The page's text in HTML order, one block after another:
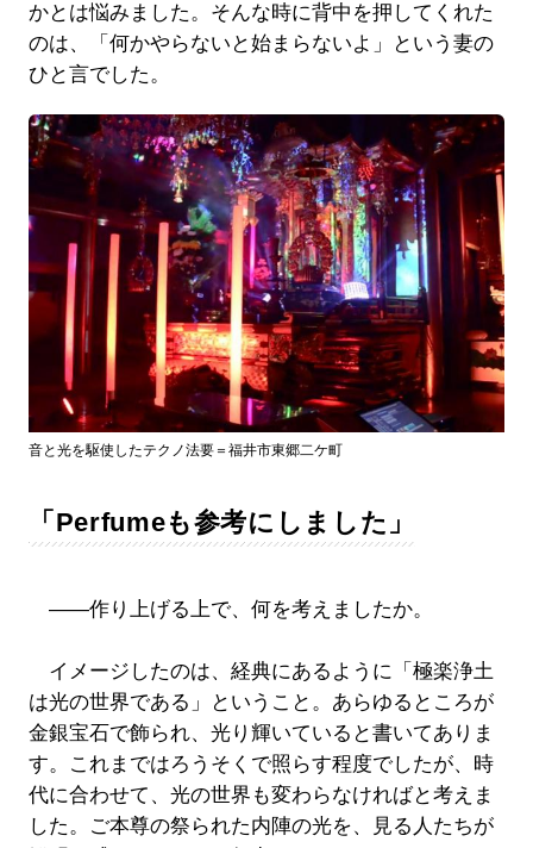
かとは悩みました。そんな時に背中を押してくれた
のは、「何かやらないと始まらないよ」という妻の
ひと言でした。
音と光を駆使したテクノ法要＝福井市東郷二ケ町
「Perfumeも参考にしました」
――作り上げる上で、何を考えましたか。
イメージしたのは、経典にあるように「極楽浄土
は光の世界である」ということ。あらゆるところが
金銀宝石で飾られ、光り輝いていると書いてありま
す。これまではろうそくで照らす程度でしたが、時
代に合わせて、光の世界も変わらなければと考えま
した。ご本尊の祭られた内陣の光を、見る人たちが